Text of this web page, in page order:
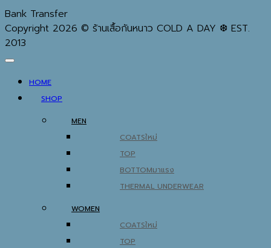
Bank Transfer
Copyright 2026 © ร้านเสื้อกันหนาว COLD A DAY ❆ EST.
2013
HOME
SHOP
MEN
COATS
TOP
BOTTOM
THERMAL UNDERWEAR
WOMEN
COATS
TOP